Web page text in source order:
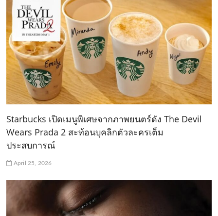
c
o
m
o
m
c
o
m
m
Starbucks เปิดเมนูพิเศษจากภาพยนตร์ดัง The Devil
Wears Prada 2 สะท้อนบุคลิกตัวละครเต็ม
ประสบการณ์
April 25, 2026